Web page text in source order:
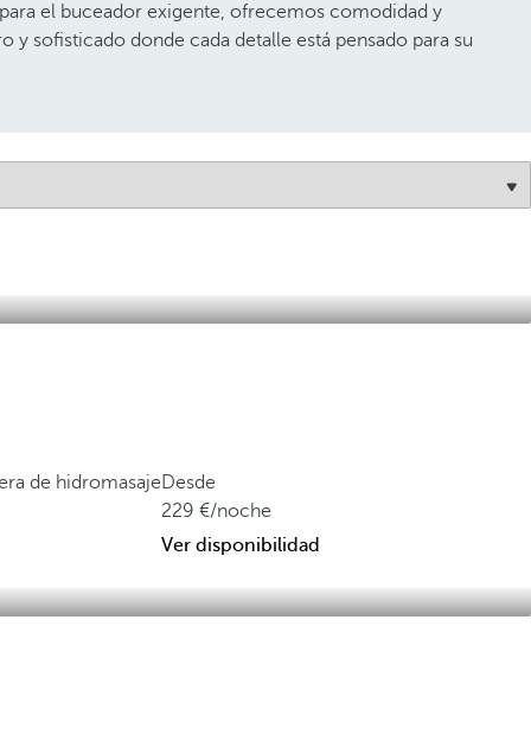
el buceador exigente, ofrecemos comodidad y
sofisticado donde cada detalle está pensado para su
de hidromasajeDesde
229
/noche
Ver disponibilidad